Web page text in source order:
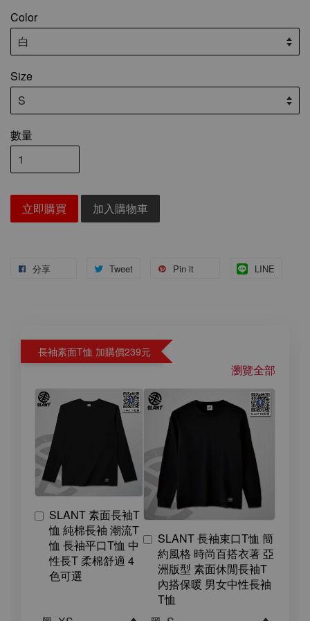
Color
Size
數量
立即購買 加入購物車
分享 Tweet Pin it LINE
長袖素面T恤 加購價239元
瀏覽全部
SLANT 素面長袖T
恤 純棉長袖 潮流T
恤 長袖平口T恤 中
性長T 柔棉舒適 4
色可選
SLANT 長袖束口T恤 簡
約風格 時尚百搭衣著 亞
洲版型 素面休閒長袖T
內搭保暖 男女中性長袖
T恤